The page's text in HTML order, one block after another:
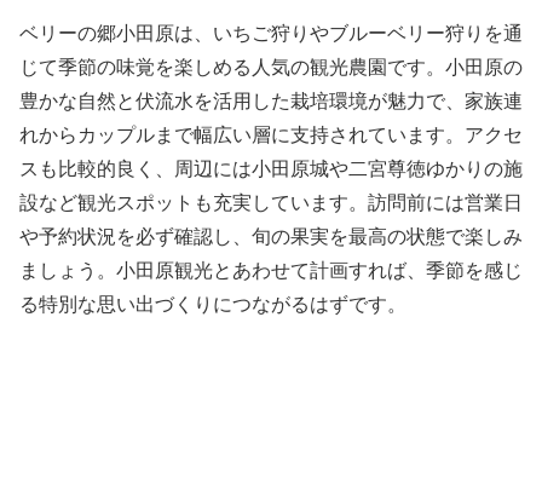
ベリーの郷小田原は、いちご狩りやブルーベリー狩りを通
じて季節の味覚を楽しめる人気の観光農園です。小田原の
豊かな自然と伏流水を活用した栽培環境が魅力で、家族連
れからカップルまで幅広い層に支持されています。アクセ
スも比較的良く、周辺には小田原城や二宮尊徳ゆかりの施
設など観光スポットも充実しています。訪問前には営業日
や予約状況を必ず確認し、旬の果実を最高の状態で楽しみ
ましょう。小田原観光とあわせて計画すれば、季節を感じ
る特別な思い出づくりにつながるはずです。